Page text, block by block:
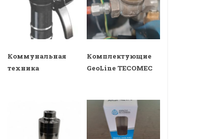
Коммунальная
техника
Комплектующие
GeoLine TECOMEC